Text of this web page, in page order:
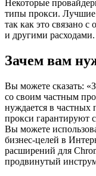
Некоторые
типы прокси.
так как это связано
и другими расходами.
Зачем вам
Вы можете сказать:
со своим частным
нуждается в частных
прокси гарантируют
Вы можете
бизнес-целей в
расширений для
продвинутый